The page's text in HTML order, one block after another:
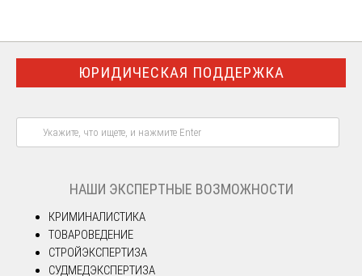
ЮРИДИЧЕСКАЯ ПОДДЕРЖКА
НАШИ ЭКСПЕРТНЫЕ ВОЗМОЖНОСТИ
КРИМИНАЛИСТИКА
ТОВАРОВЕДЕНИЕ
СТРОЙЭКСПЕРТИЗА
СУДМЕДЭКСПЕРТИЗА